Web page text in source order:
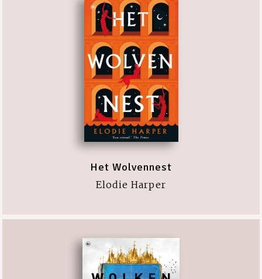
Het Wolvennest
Elodie Harper